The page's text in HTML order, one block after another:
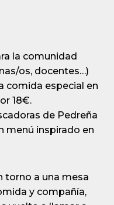
la comunidad
os, docentes…)
comida especial en
18€.
de Pedreña
menú inspirado en
torno a una mesa
y compañía,